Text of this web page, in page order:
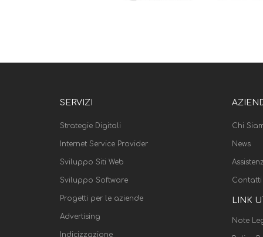
SERVIZI
Strategie Digitali
Internet Service Provider
Sviluppo Siti Web
Sviluppo Software
Progetti per le aziende
Advertising
Indicizzazione
Chi
News
Contatti
LINK
Note